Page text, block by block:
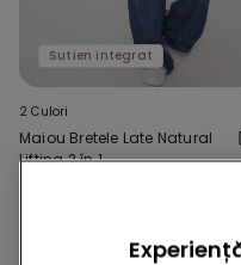
Sutien integrat
2 Culori
Maiou Bretele Late Natural
Lifting 2 în 1